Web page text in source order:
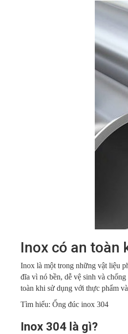
Inox có an toàn
Inox là một trong những vật liệu
đĩa vì nó bền, dễ vệ sinh và
toàn khi sử dụng với thực phẩm
Tìm hiểu: Ống đúc inox 304
Inox 304 là gì?